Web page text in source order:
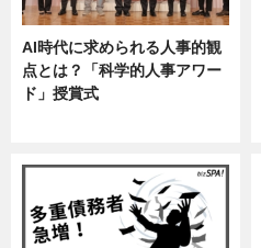
AI時代に求められる人事的観
点とは？「科学的人事アワー
ド」授賞式